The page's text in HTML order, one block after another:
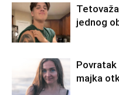
jednog
Povratak
majka